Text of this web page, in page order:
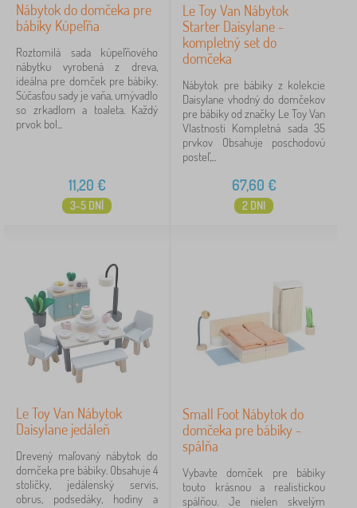
Nábytok do domčeka pre
bábiky Kúpeľňa
Roztomilá sada kúpeľňového
nábytku vyrobená z dreva,
ideálna pre domček pre bábiky.
Súčasťou sady je vaňa, umývadlo
so zrkadlom a toaleta. Každý
prvok bol...
11,20 €
3-5 DNÍ
Le Toy Van Nábytok
Starter Daisylane -
kompletný set do
domčeka
Nábytok pre bábiky z kolekcie
Daisylane vhodný do domčekov
pre bábiky od značky Le Toy Van
Vlastnosti Kompletná sada 35
prvkov Obsahuje poschodovú
posteľ,...
67,60 €
2 DNI
Le Toy Van Nábytok
Daisylane jedáleň
Drevený maľovaný nábytok do
domčeka pre bábiky. Obsahuje 4
stoličky, jedálenský servis,
obrus, podsedáky, hodiny a
Small Foot Nábytok do
domčeka pre bábiky -
spálňa
Vybavte domček pre bábiky
touto krásnou a realistickou
spálňou. Je nielen skvelým